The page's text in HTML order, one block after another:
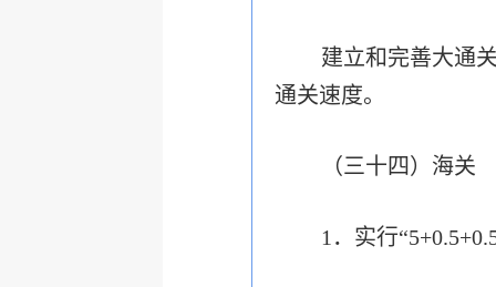
建立和完善大通
通关速度。
（三十四）海关
1．实行